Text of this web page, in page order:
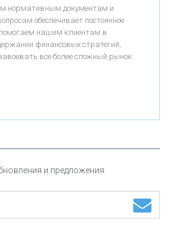
нормативным документам и
обеспечивает постоянное
нашим клиентам в
финансовых стратегий,
все более сложный рынок.
и предложения.